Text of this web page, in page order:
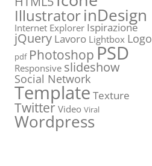
IllustratorinDesign
Internet Explorer Ispirazione
jQuery Lavoro Lightbox Logo
pdf PhotoshopPSD
Responsive slideshow
Social Network
Template Texture
TwitterVideo Viral
Wordpress